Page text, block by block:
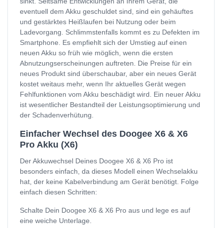
eventuell dem Akku geschuldet sind, sind ein gehäuftes
und gestärktes Heißlaufen bei Nutzung oder beim
Ladevorgang. Schlimmstenfalls kommt es zu Defekten im
Smartphone. Es empfiehlt sich der Umstieg auf einen
neuen Akku so früh wie möglich, wenn die ersten
Abnutzungserscheinungen auftreten. Die Preise für ein
neues Produkt sind überschaubar, aber ein neues Gerät
kostet weitaus mehr, wenn Ihr aktuelles Gerät wegen
Fehlfunktionen vom Akku beschädigt wird. Ein neuer Akku
ist wesentlicher Bestandteil der Leistungsoptimierung und
der Schadenverhütung.
Einfacher Wechsel des Doogee X6 & X6
Pro Akku (X6)
Der Akkuwechsel Deines Doogee X6 & X6 Pro ist
besonders einfach, da dieses Modell einen Wechselakku
hat, der keine Kabelverbindung am Gerät benötigt. Folge
einfach diesen Schritten:
Schalte Dein Doogee X6 & X6 Pro aus und lege es auf
eine weiche Unterlage.